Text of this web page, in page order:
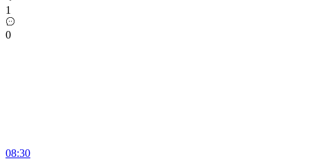
1
0
08:30